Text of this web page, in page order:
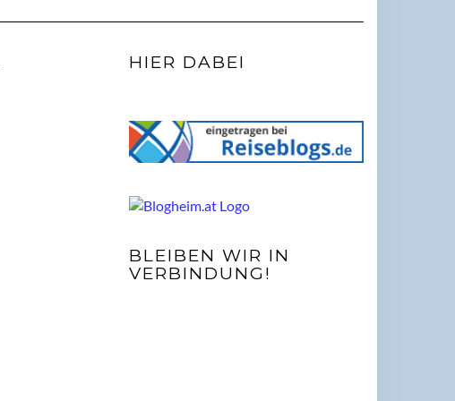
HIER DABEI
BLEIBEN WIR IN
VERBINDUNG!